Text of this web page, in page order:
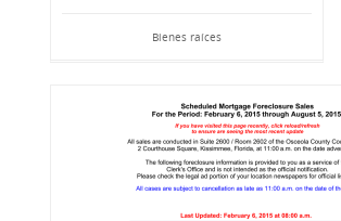
Bienes raíces